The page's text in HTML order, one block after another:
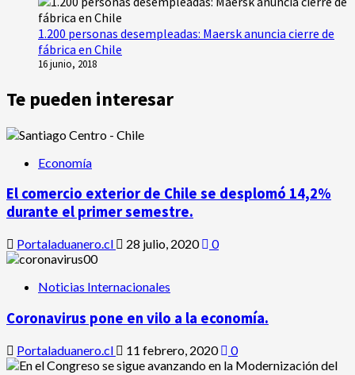
1.200 personas desempleadas: Maersk anuncia cierre de
fábrica en Chile
16 junio, 2018
Te pueden interesar
Economía
El comercio exterior de Chile se desplomó 14,2%
durante el primer semestre.
Portaladuanero.cl 28 julio, 2020 0
Noticias Internacionales
Coronavirus pone en vilo a la economía.
Portaladuanero.cl 11 febrero, 2020 0